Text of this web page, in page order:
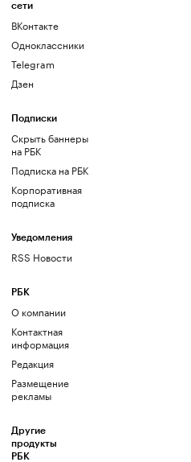
сети
ВКонтакте
Одноклассники
Telegram
Дзен
Подписки
Скрыть баннеры
на РБК
Подписка на РБК
Корпоративная
подписка
Уведомления
RSS Новости
РБК
О компании
Контактная
информация
Редакция
Размещение
рекламы
Другие
продукты
РБК